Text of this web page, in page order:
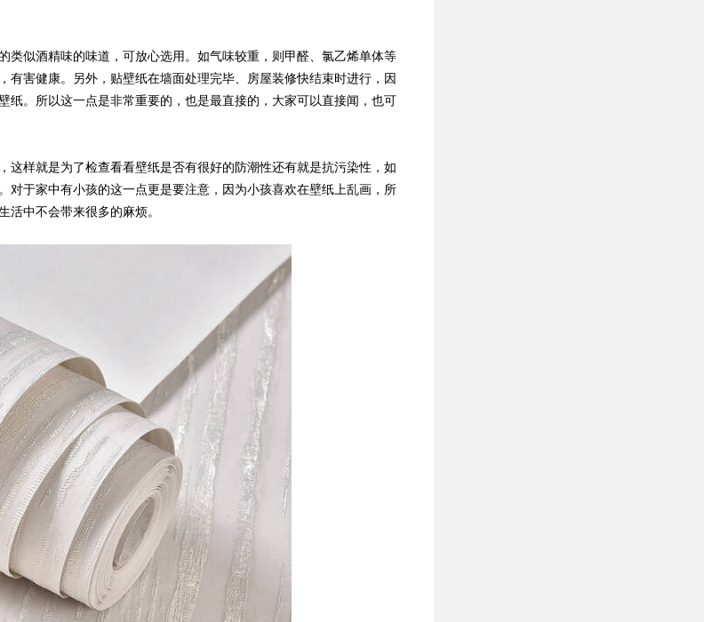
似酒精味的味道，可放心选用。如气味较重，则甲醛、氯乙烯单体等
害健康。另外，贴壁纸在墙面处理完毕、房屋装修快结束时进行，因
。所以这一点是非常重要的，也是最直接的，大家可以直接闻，也可
样就是为了检查看看壁纸是否有很好的防潮性还有就是抗污染性，如
于家中有小孩的这一点更是要注意，因为小孩喜欢在壁纸上乱画，所
中不会带来很多的麻烦。